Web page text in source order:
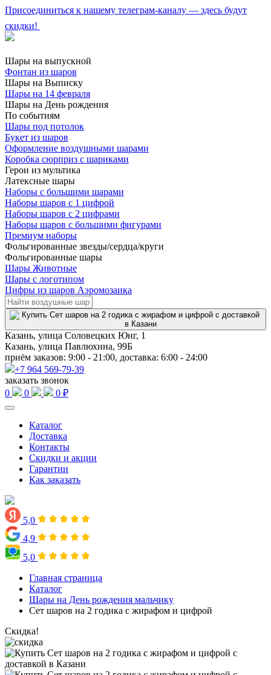
Присоединиться к нашему телеграм-каналу — здесь будут
скидки!
Шары на выпускной
Фонтан из шаров
Шары на Выписку
Шары на 14 февраля
Шары на День рождения
По событиям
Шары под потолок
Букет из шаров
Оформление воздушными шарами
Коробка сюрприз с шариками
Герои из мультика
Латексные шары
Наборы с большими шарами
Наборы шаров с 1 цифрой
Наборы шаров с 2 цифрами
Наборы шаров с большими фигурами
Премиум наборы
Фольгированные звезды/сердца/круги
Фольгированные шары
Шары Животные
Шары с логотипом
Цифры из шаров Аэромозаика
Казань, улица Соловецких Юнг, 1
Казань, улица Павлюхина, 99Б
приём заказов: 9:00 - 21:00, доставка: 6:00 - 24:00
+7 964 569-79-39
заказать звонок
0
0 0 ₽
Каталог
Доставка
Контакты
Скидки и акции
Гарантии
Как заказать
5,0
4,9
5,0
Главная страница
Каталог
Шары на День рождения мальчику
Сет шаров на 2 годика с жирафом и цифрой
Скидка!